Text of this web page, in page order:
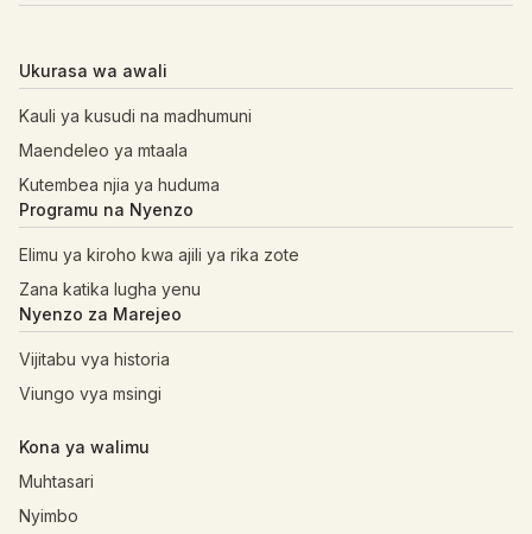
Ukurasa wa awali
Kauli ya kusudi na madhumuni
Maendeleo ya mtaala
Kutembea njia ya huduma
Programu na Nyenzo
Elimu ya kiroho kwa ajili ya rika zote
Zana katika lugha yenu
Nyenzo za Marejeo
Vijitabu vya historia
Viungo vya msingi
Kona ya walimu
Muhtasari
Nyimbo